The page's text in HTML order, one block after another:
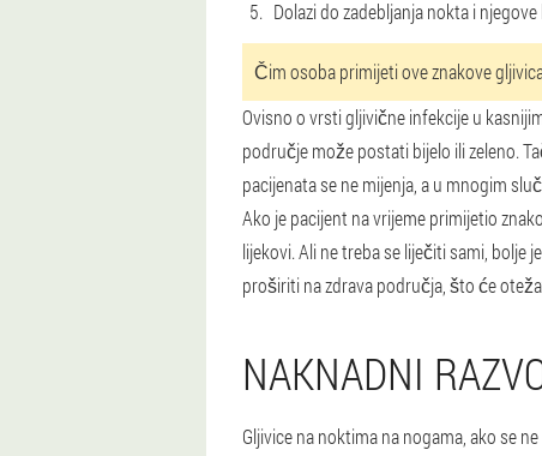
Dolazi do zadebljanja nokta i
Čim osoba primijeti ove znakove
Ovisno o vrsti gljivične infekcije u
područje može postati bijelo ili zeleno.
pacijenata se ne mijenja, a u mnogim
Ako je pacijent na vrijeme primijetio
lijekovi. Ali ne treba se liječiti sami,
proširiti na zdrava područja, što će
NAKNADNI
Gljivice na noktima na nogama, ako se